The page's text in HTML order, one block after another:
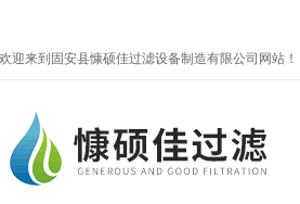
欢迎来到固安县慷硕佳过滤设备制造有限公司网站！